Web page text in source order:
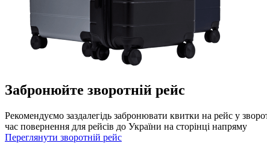
Забронюйте зворотній рейс
Рекомендуємо заздалегідь забронювати квитки на рейс у
час повернення для рейсів до України на сторінці напряму
Переглянути зворотній рейс